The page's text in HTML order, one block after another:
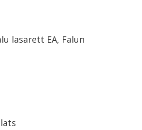
lasarett EA, Falun